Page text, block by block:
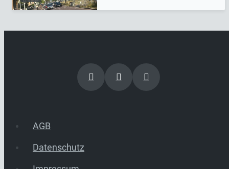
AGB
Datenschutz